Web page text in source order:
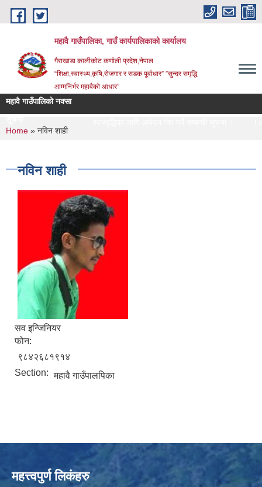
Skip to main content
महावै गाउँपालिका, गाउँ कार्यपालिकाको कार्यालय
गैराखाडा कालीकोट कर्णाली प्रदेश,नेपाल
“शिक्षा,स्वास्थ्य,कृषि,रोजगार र सडक पूर्वाधार” ”सुन्दर समृद्धि
आम्मनिर्भर महावैको आधार”
महावै गाउँपालिको नक्सा
You are here
Home » नविन शाही
नविन शाही
सव इन्जिनियर
फोन:
९८४२६८१९१४
Section: महावै गाउँपालपिका
महत्त्वपुर्ण लिकंहरु